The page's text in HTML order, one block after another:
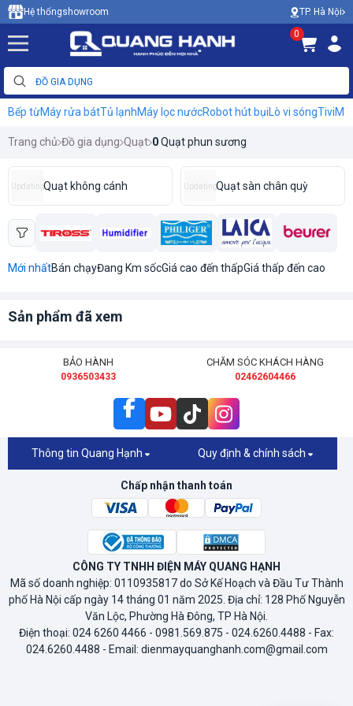
Hệ thốngshowroom TP. Hà Nội
0
Bếp từMáy rửa bátTủ lạnhMáy lọc nướcRobot hút bụiLò vi sóngTivi
Trang chủ Đồ gia dụng Quạt 0Quạt phun sương
UpdatingQuạt không cánh UpdatingQuạt sàn chân quỳ
Mới nhấtBán chạyĐang Km sốcGiá cao đến thấpGiá thấp đến cao
Sản phẩm đã xem
BẢO HÀNH
0936503433
CHĂM SÓC KHÁCH HÀNG
02462604466
Thông tin Quang Hạnh Quy định & chính sách
Chấp nhận thanh toán
CÔNG TY TNHH ĐIỆN MÁY QUANG HẠNH
Mã số doanh nghiệp: 0110935817 do Sở Kế Hoạch và Đầu Tư Thành
phố Hà Nội cấp ngày 14 tháng 01 năm 2025. Địa chỉ: 128 Phố Nguyễn
Văn Lộc, Phường Hà Đông, TP Hà Nội.
Điện thoại: 024 6260 4466 - 0981.569.875 - 024.6260.4488 - Fax:
024.6260.4488 - Email: dienmayquanghanh.com@gmail.com